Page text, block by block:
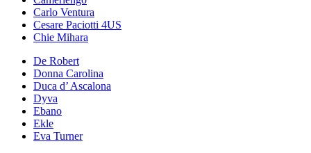
Carlo Ventura
Cesare Paciotti 4US
Chie Mihara
De Robert
Donna Carolina
Duca d’ Ascalona
Dyva
Ebano
Ekle
Eva Turner